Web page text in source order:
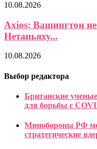
10.08.2026
Axios: Вашингтон не
Нетаньяху...
10.08.2026
Выбор редактора
Британские
для борьбы с
Минобороны РФ
стратегические